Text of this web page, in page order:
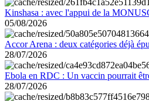
Kinshasa : avec l'appui de la
05/08/2026
Accor Arena : deux catégories déjà
28/07/2026
Ebola en RDC : Un vaccin pourrait
28/07/2026